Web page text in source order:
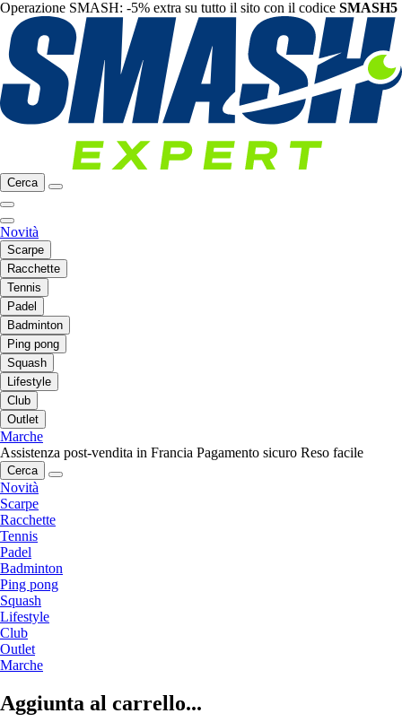
Operazione SMASH: -5% extra su tutto il sito con il codice SMASH5
Cerca
Novità
Scarpe
Racchette
Tennis
Padel
Badminton
Ping pong
Squash
Lifestyle
Club
Outlet
Marche
Assistenza post-vendita in Francia Pagamento sicuro Reso facile
Cerca
Novità
Scarpe
Racchette
Tennis
Padel
Badminton
Ping pong
Squash
Lifestyle
Club
Outlet
Marche
Aggiunta al carrello...